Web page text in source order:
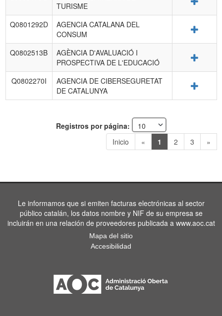
TURISME
Q0801292D
AGENCIA CATALANA DEL
CONSUM
Q0802513B
AGÈNCIA D'AVALUACIÓ I
PROSPECTIVA DE L'EDUCACIÓ
Q0802270I
AGENCIA DE CIBERSEGURETAT
DE CATALUNYA
Registros por página:
Inicio
« 1 2 3 »
Le informamos que si emiten facturas electrónicas al sector
público catalán, los datos nombre y NIF de su empresa se
incluirán en una relación de proveedores publicada a www.aoc.cat
Mapa del sitio
Accesibilidad